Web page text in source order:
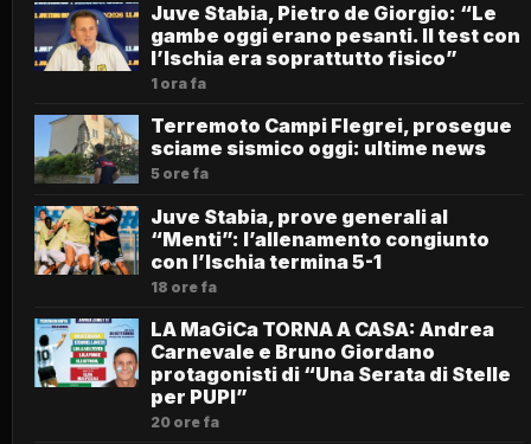
Juve Stabia, Pietro de Giorgio: “Le
gambe oggi erano pesanti. Il test con
l’Ischia era soprattutto fisico”
1 ora fa
Terremoto Campi Flegrei, prosegue
sciame sismico oggi: ultime news
5 ore fa
Juve Stabia, prove generali al
“Menti”: l’allenamento congiunto
con l’Ischia termina 5-1
18 ore fa
LA MaGiCa TORNA A CASA: Andrea
Carnevale e Bruno Giordano
protagonisti di “Una Serata di Stelle
per PUPI”
20 ore fa